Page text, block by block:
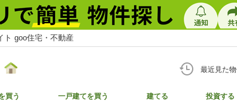
ト goo住宅・不動産
最近見た
買う 一戸建てを買う 建てる 投資する